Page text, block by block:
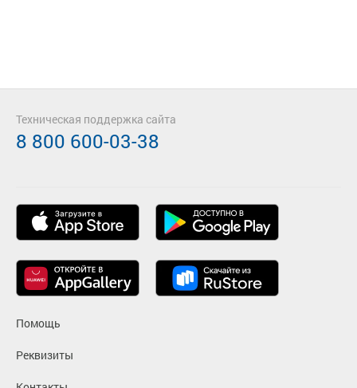
Помощь
Реквизиты
Техническая поддержка сайта
8 800 600-03-38